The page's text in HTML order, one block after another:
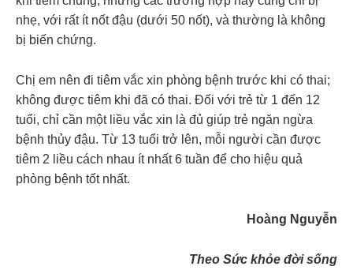
nhẹ, với rất ít nốt đậu (dưới 50 nốt), và thường là không
bị biến chứng.
Chị em nên đi tiêm vắc xin phòng bệnh trước khi có thai;
không được tiêm khi đã có thai. Đối với trẻ từ 1 đến 12
tuổi, chỉ cần một liều vắc xin là đủ giúp trẻ ngăn ngừa
bệnh thủy đậu. Từ 13 tuổi trở lên, mỗi người cần được
tiêm 2 liều cách nhau ít nhất 6 tuần để cho hiệu quả
phòng bệnh tốt nhất.
Hoàng Nguyễn
Theo Sức khỏe đời sống